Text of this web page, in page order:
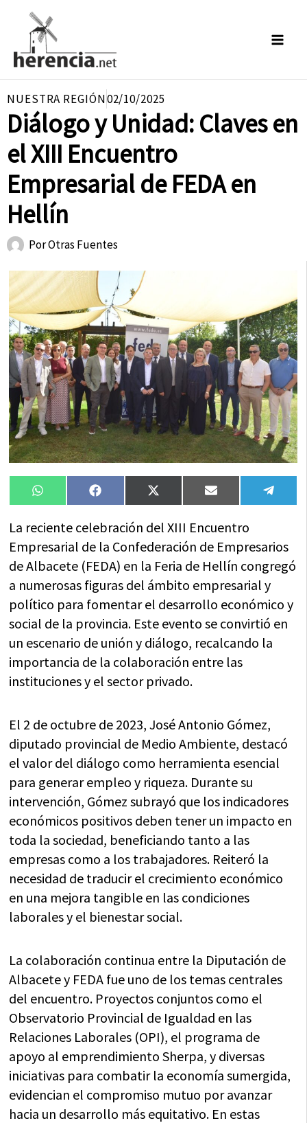
contenido
NUESTRA REGIÓN02/10/2025
Diálogo y Unidad: Claves en
el XIII Encuentro
Empresarial de FEDA en
Hellín
PorOtras Fuentes
Compartir
en
WhatsAppCompartir
en
FacebookCompartir
en
X
(Twitter)
Compartir
en
Email
en
La reciente celebración del XIII Encuentro
Empresarial de la Confederación de Empresarios
de Albacete (FEDA) en la Feria de Hellín congregó
a numerosas figuras del ámbito empresarial y
político para fomentar el desarrollo económico y
social de la provincia. Este evento se convirtió en
un escenario de unión y diálogo, recalcando la
importancia de la colaboración entre las
instituciones y el sector privado.
El 2 de octubre de 2023, José Antonio Gómez,
diputado provincial de Medio Ambiente, destacó
el valor del diálogo como herramienta esencial
para generar empleo y riqueza. Durante su
intervención, Gómez subrayó que los indicadores
económicos positivos deben tener un impacto en
toda la sociedad, beneficiando tanto a las
empresas como a los trabajadores. Reiteró la
necesidad de traducir el crecimiento económico
en una mejora tangible en las condiciones
laborales y el bienestar social.
La colaboración continua entre la Diputación de
Albacete y FEDA fue uno de los temas centrales
del encuentro. Proyectos conjuntos como el
Observatorio Provincial de Igualdad en las
Relaciones Laborales (OPI), el programa de
apoyo al emprendimiento Sherpa, y diversas
iniciativas para combatir la economía sumergida,
evidencian el compromiso mutuo por avanzar
hacia un desarrollo más equitativo. En estas